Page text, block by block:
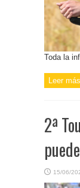
Toda la
Leer
2ª
15/06/